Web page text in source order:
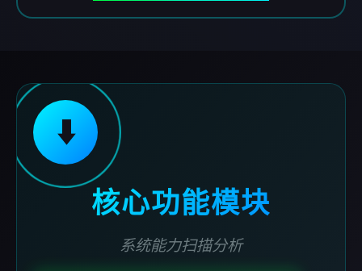
⬇️
核心功能模块
系统能力扫描分析